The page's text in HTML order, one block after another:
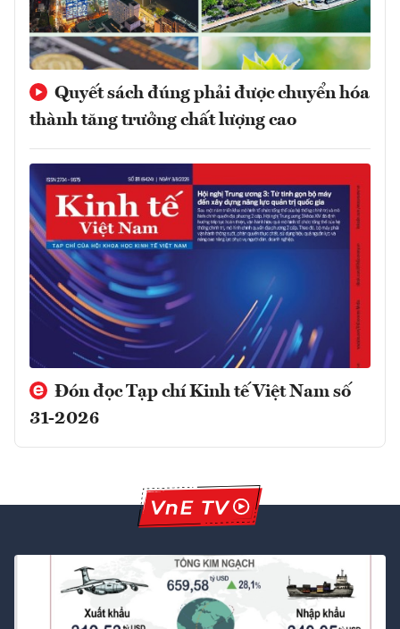
Quyết sách đúng phải được chuyển hóa
thành tăng trưởng chất lượng cao
Đón đọc Tạp chí Kinh tế Việt Nam số
31-2026